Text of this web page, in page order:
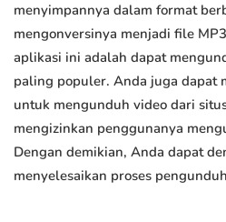
menyimpannya dalam format
mengonversinya menjadi file
aplikasi ini adalah dapat
paling populer. Anda juga dapat
untuk mengunduh video dari
mengizinkan penggunanya
Dengan demikian, Anda dapat
menyelesaikan proses